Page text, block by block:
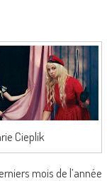
Cieplik
mois de l’année